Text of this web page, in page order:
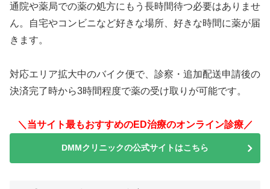
通院や薬局での薬の処方にもう長時間待つ必要はありませ
ん。自宅やコンビニなど好きな場所、好きな時間に薬が届
きます。
対応エリア拡大中のバイク便で、診察・追加配送申請後の
決済完了時から3時間程度で薬の受け取りが可能です。
＼当サイト最もおすすめのED治療のオンライン診療／
DMMクリニックの公式サイトはこちら